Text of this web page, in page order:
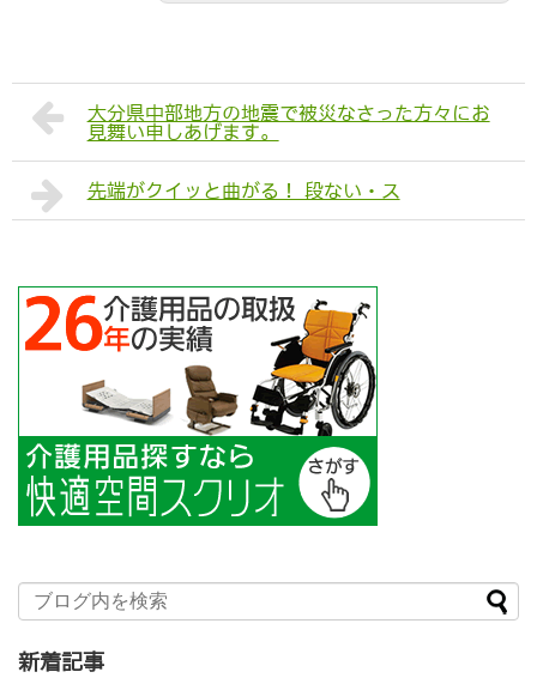
大分県中部地方の地震で被災なさった方々にお
見舞い申しあげます。
先端がクイッと曲がる！ 段ない・ス
新着記事